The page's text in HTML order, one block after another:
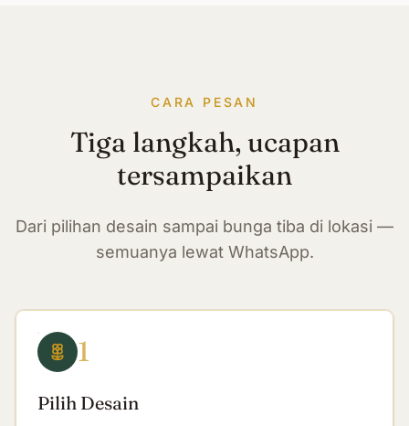
CARA PESAN
Tiga langkah, ucapan
tersampaikan
Dari pilihan desain sampai bunga tiba di lokasi —
semuanya lewat WhatsApp.
1
Pilih Desain